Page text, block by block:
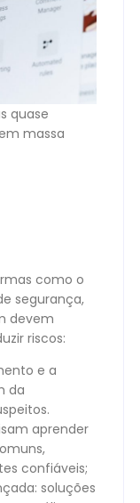
quase
massa
como o
segurança,
devem
riscos:
e a
da
aprender
confiáveis;
soluções